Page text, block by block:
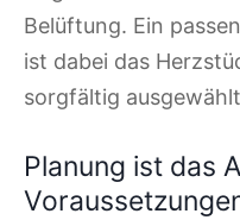
Belüftung. Ein
ist dabei das
sorgfältig
Planung ist das